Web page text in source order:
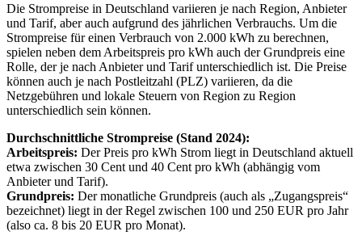
Die Strompreise in Deutschland variieren je nach Region, Anbieter
und Tarif, aber auch aufgrund des jährlichen Verbrauchs. Um die
Strompreise für einen Verbrauch von 2.000 kWh zu berechnen,
spielen neben dem Arbeitspreis pro kWh auch der Grundpreis eine
Rolle, der je nach Anbieter und Tarif unterschiedlich ist. Die Preise
können auch je nach Postleitzahl (PLZ) variieren, da die
Netzgebühren und lokale Steuern von Region zu Region
unterschiedlich sein können.
Durchschnittliche Strompreise (Stand 2024):
Arbeitspreis: Der Preis pro kWh Strom liegt in Deutschland aktuell
etwa zwischen 30 Cent und 40 Cent pro kWh (abhängig vom
Anbieter und Tarif).
Grundpreis: Der monatliche Grundpreis (auch als „Zugangspreis“
bezeichnet) liegt in der Regel zwischen 100 und 250 EUR pro Jahr
(also ca. 8 bis 20 EUR pro Monat).